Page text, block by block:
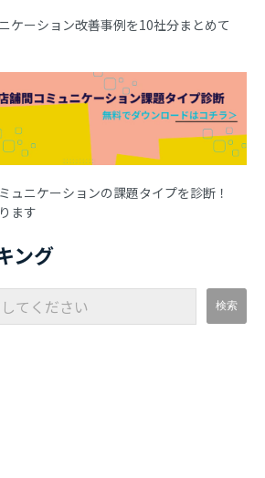
ケーション改善事例を10社分まとめて
ュニケーションの課題タイプを診断！
ます
ング